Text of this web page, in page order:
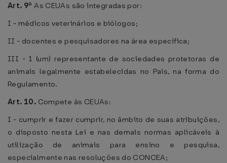
Art. 9ºAs CEUAs são integradas por:
I - médicos veterinários e biólogos;
II - docentes e pesquisadores na área específica;
III - 1 (um) representante de sociedades protetoras de
animais legalmente estabelecidas no País, na forma do
Regulamento.
Art. 10. Compete às CEUAs:
I - cumprir e fazer cumprir, no âmbito de suas atribuições,
o disposto nesta Lei e nas demais normas aplicáveis à
utilização de animais para ensino e pesquisa,
especialmente nas resoluções do CONCEA;